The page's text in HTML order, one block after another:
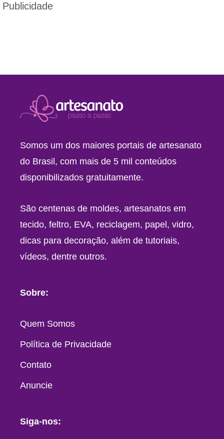
Publicidade
Somos um dos maiores portais de artesanato
do Brasil, com mais de 5 mil conteúdos
disponibilizados gratuitamente.
São centenas de moldes, artesanatos em
tecido, feltro, EVA, reciclagem, papel, vidro,
dicas para decoração, além de tutoriais,
vídeos, dentre outros.
Sobre:
Quem Somos
Política de Privacidade
Contato
Anuncie
Siga-nos: